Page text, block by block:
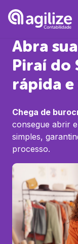
Abra
Piraí do
rápida
Chega de
consegue abrir
simples,
processo.